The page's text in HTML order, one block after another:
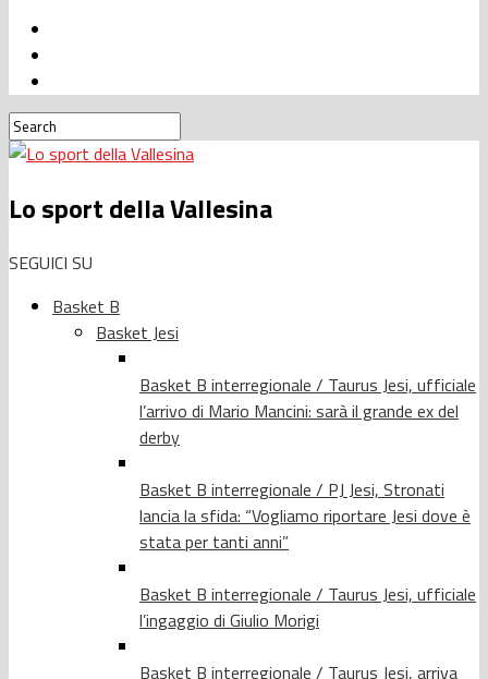
Lo sport della Vallesina
SEGUICI SU
Basket B
Basket Jesi
Basket B interregionale / Taurus Jesi, ufficiale
l’arrivo di Mario Mancini: sarà il grande ex del
derby
Basket B interregionale / PJ Jesi, Stronati
lancia la sfida: “Vogliamo riportare Jesi dove è
stata per tanti anni”
Basket B interregionale / Taurus Jesi, ufficiale
l’ingaggio di Giulio Morigi
Basket B interregionale / Taurus Jesi, arriva